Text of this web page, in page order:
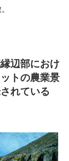
辺部におけ
トの農業景
れている